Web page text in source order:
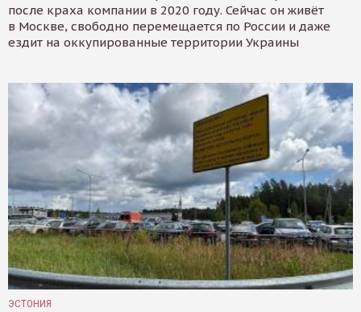
после краха компании в 2020 году. Сейчас он живёт
в Москве, свободно перемещается по России и даже
ездит на оккупированные территории Украины
ЭСТОНИЯ